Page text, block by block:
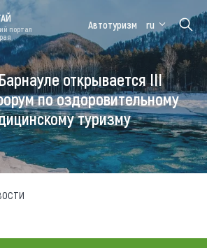
Медицинский
форум
Алтайская
зимовка
портал
Автотуризм ru
открывается III
по оздоровительному
туризму